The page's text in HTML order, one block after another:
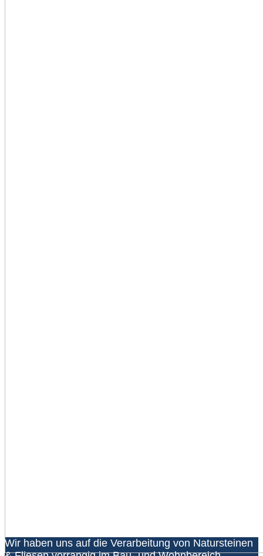
Wir haben uns auf die Verarbeitung von Natursteinen